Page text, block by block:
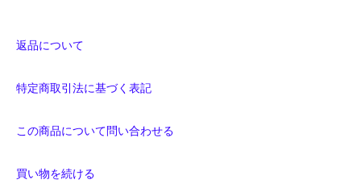
返品について
特定商取引法に基づく表記
この商品について問い合わせる
買い物を続ける